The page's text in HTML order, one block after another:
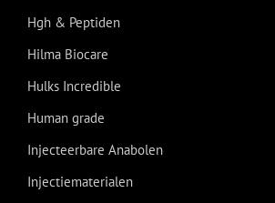
Hgh & Peptiden
Hilma Biocare
Hulks Incredible
Human grade
Injecteerbare Anabolen
Injectiematerialen